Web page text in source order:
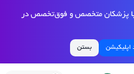
با پزشکان متخصص و فوق‌تخصص در
اپلیکیشن بستن